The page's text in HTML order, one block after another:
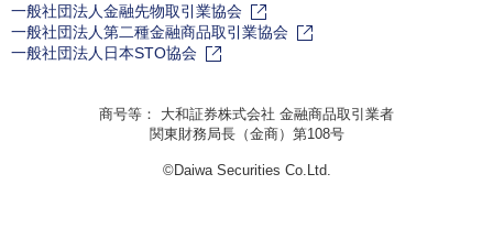
一般社団法人金融先物取引業協会
一般社団法人第二種金融商品取引業協会
一般社団法人日本STO協会
商号等： 大和証券株式会社 金融商品取引業者
関東財務局長（金商）第108号
©Daiwa Securities Co.Ltd.